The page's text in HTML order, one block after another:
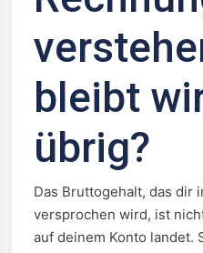
bleibt
übrig?
Das Bruttogehalt, das dir
versprochen wird, ist
auf deinem Konto landet.